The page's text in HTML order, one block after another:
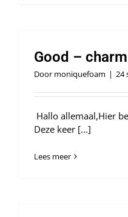
Good –
Door moniquefoam | 24
Hallo allemaal,Hier
Deze keer [...]
Lees meer